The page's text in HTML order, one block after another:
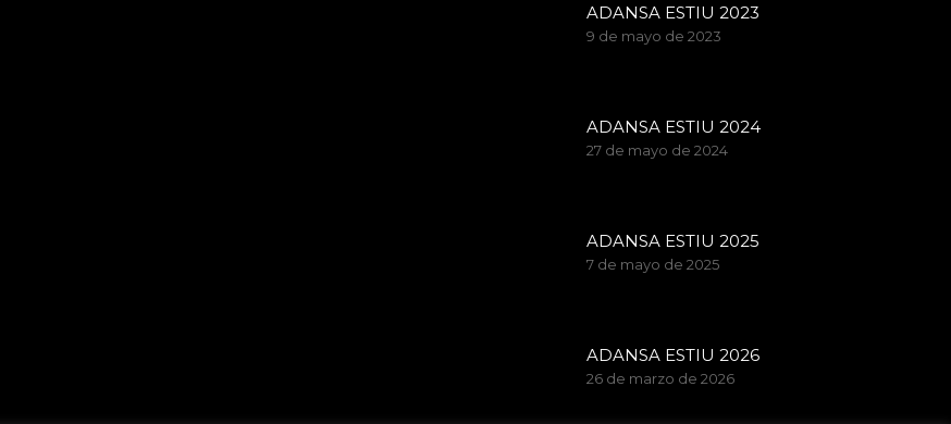
ADANSA ESTIU 2023
9 de mayo de 2023
ADANSA ESTIU 2024
27 de mayo de 2024
ADANSA ESTIU 2025
7 de mayo de 2025
ADANSA ESTIU 2026
26 de marzo de 2026